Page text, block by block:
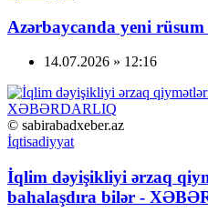
Azərbaycanda yeni
14.07.2026 » 12:16
© sabirabadxeber.az
İqtisadiyyat
İqlim dəyişikliyi ərzaq
bahalaşdıra bilər -